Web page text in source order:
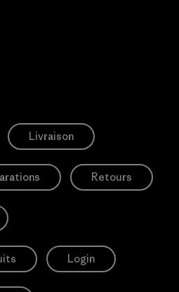
Livraison
Retours
Login